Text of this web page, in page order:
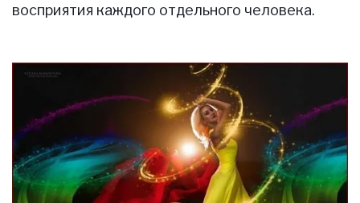
восприятия каждого отдельного человека.